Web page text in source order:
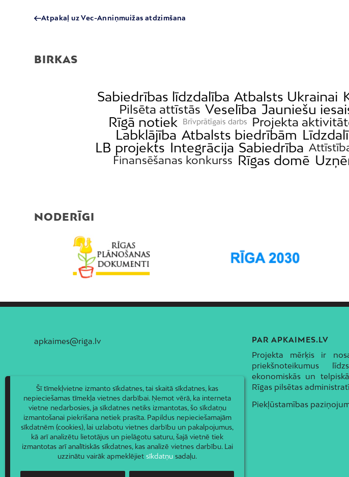
Atpakaļ uz Vec-Anniņmuižas atdzimšana
BIRKAS
Sabiedrības līdzdalība Atbalsts Ukrainai
Pilsēta attīstās Veselība Jauniešu
Rīgā notiek Brīvprātīgais darbs Projekta
Labklājība Atbalsts biedrībām
LB projekts Integrācija Sabiedrība
Finansēšanas konkurss Rīgas domē
NODERĪGI
apkaimes@riga.lv PAR APKAIMES.LV
Projekta mērķis ir
priekšnoteikumus
ekonomiskās un
Rīgas pilsētas
Piekļūstamības
Šī tīmekļvietne izmanto sīkdatnes, tai skaitā sīkdatnes, kas
nepieciešamas tīmekļa vietnes darbībai. Ņemot vērā, ka interneta
vietne nedarbosies, ja sīkdatnes netiks izmantotas, šo sīkdatņu
izmantošanai piekrišana netiek prasīta. Papildus nepieciešamajām
sīkdatnēm (cookies), lai uzlabotu vietnes darbību un pakalpojumus,
kā arī analizētu lietotājus un pielāgotu saturu, šajā vietnē tiek
izmantotas arī analītiskās sīkdatnes, kas analizē vietnes darbību. Lai
uzzinātu vairāk apmeklējietsīkdatņu sadaļu.